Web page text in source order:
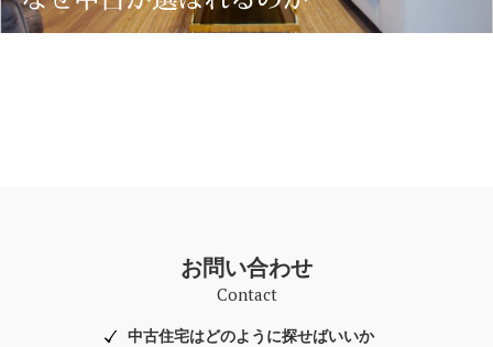
お問い合わせ
Contact
中古住宅はどのように探せばいいか